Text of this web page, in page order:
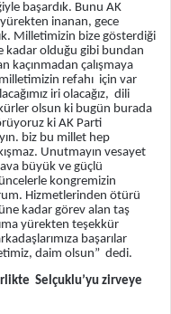
başardık. Bunu AK
inanan, gece
Milletimizin bize gösterdiği
kadar olduğu gibi bundan
kaçınmadan çalışmaya
refahı için var
iri olacağız, dili
olsun ki bugün burada
ki AK Parti
biz bu millet hep
Unutmayın vesayet
büyük ve güçlü
kongremizin
Hizmetlerinden ötürü
kadar görev alan taş
yürekten teşekkür
başarılar
daim olsun” dedi.
Selçuklu’yu zirveye